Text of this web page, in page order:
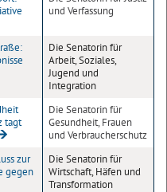
und Verfassung
Die Senatorin für
Arbeit, Soziales,
Jugend und
Integration
tagt
Die Senatorin für
Gesundheit, Frauen
und Verbraucherschutz
zur
gegen
Die Senatorin für
Wirtschaft, Häfen und
Transformation